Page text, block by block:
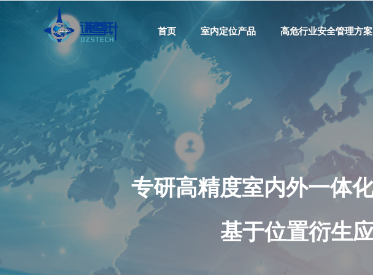
专研高精度室内外一体
基于位置衍生
首页 室内定位产品 高危行业安全管理方案
首页 室内定位产品 高危行业安全管理方案